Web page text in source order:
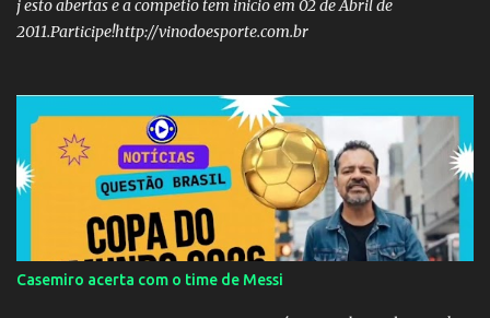
j esto abertas e a competio tem inicio em 02 de Abril de
2011.Participe!http://vinodoesporte.com.br
Casemiro acerta com o time de Messi